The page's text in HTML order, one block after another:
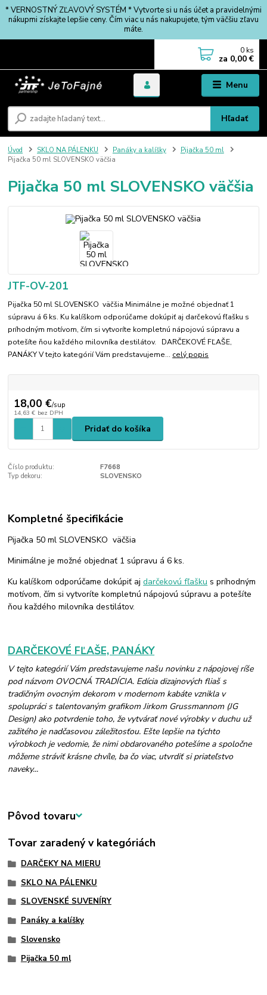
* VERNOSTNÝ ZĽAVOVÝ SYSTÉM * Vytvorte si u nás účet a pravidelnými
nákupmi získajte lepšie ceny. Čím viac u nás nakupujete, tým väčšiu zľavu
máte.
Menu
Hľadať
0 ks
za 0,00 €
Úvod SKLO NA PÁLENKU Panáky a kalíšky
Pijačka 50 ml
Pijačka 50 ml SLOVENSKO väčšia
Pijačka 50 ml SLOVENSKO väčšia
JTF-OV-201
Pijačka 50 ml SLOVENSKO väčšia Minimálne je možné objednať 1
súpravu á 6 ks. Ku kalíškom odporúčame dokúpiť aj darčekovú fľašku s
príhodným motívom, čím si vytvoríte kompletnú nápojovú súpravu a
potešíte ňou každého milovníka destilátov. DARČEKOVÉ FĽAŠE,
PANÁKY V tejto kategórií Vám predstavujeme... celý popis
18,00 €/sup
14,63 € bez DPH
Pridať do košíka
Číslo produktu:
F7668
Typ dekoru:
SLOVENSKO
Kompletné špecifikácie
Pijačka 50 ml SLOVENSKO väčšia
Minimálne je možné objednať 1 súpravu á 6 ks.
Ku kalíškom odporúčame dokúpiť ajdarčekovú fľašku s príhodným
motívom, čím si vytvoríte kompletnú nápojovú súpravu a potešíte
ňou každého milovníka destilátov.
DARČEKOVÉ FĽAŠE, PANÁKY
V tejto kategórií Vám predstavujeme našu novinku z nápojovej ríše
pod názvom OVOCNÁ TRADÍCIA. Edícia dizajnových fliaš s
tradičným ovocným dekorom v modernom kabáte vznikla v
spolupráci s talentovaným grafikom Jirkom Grussmannom (JG
Design) ako potvrdenie toho, že vytvárať nové výrobky v duchu už
zažitého je nadčasovou záležitosťou. Ešte lepšie na týchto
výrobkoch je vedomie, že nimi obdarovaného potešíme a spoločne
môžeme stráviť krásne chvíle, ba čo viac, utvrdiť si priateľstvo
naveky...
Pôvod tovaru
Tovar zaradený v kategóriách
DARČEKY NA MIERU
SKLO NA PÁLENKU
SLOVENSKÉ SUVENÍRY
Panáky a kalíšky
Slovensko
Pijačka 50 ml